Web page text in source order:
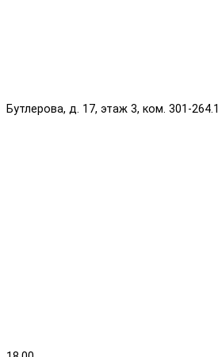
Бутлерова, д. 17, этаж 3, ком. 301-264.1